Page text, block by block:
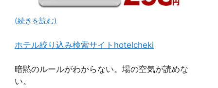
(続きを読む)
ホテル絞り込み検索サイトhotelcheki
暗黙のルールがわからない。場の空気が読めな
い。